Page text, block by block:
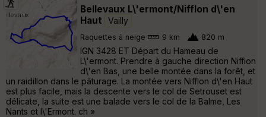
Bellevaux L\'ermont/Nifflon d\'en
Haut
Vailly
Raquettes à neige 9 km 820 m
IGN 3428 ET Départ du Hameau de
L\'ermont. Prendre à gauche direction Nifflon
d\'en Bas, une belle montée dans la forêt, et
un raidillon dans le pâturage. La montée vers Nifflon d\'en Haut
est plus facile, mais la descente vers le col de Setrouset est
délicate, la suite est une balade vers le col de la Balme, Les
Nants et l\'Ermont. ch »